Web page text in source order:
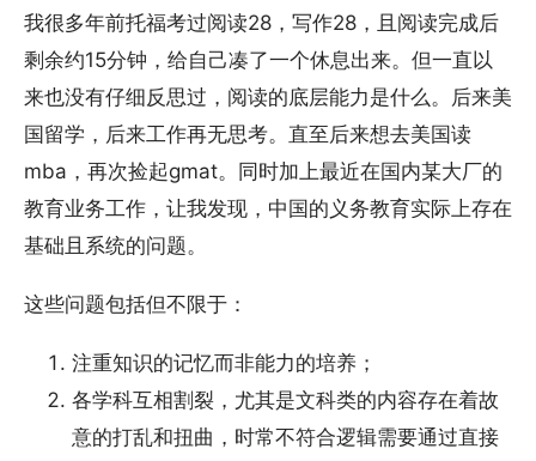
我很多年前托福考过阅读28，写作28，且阅读完成后
剩余约15分钟，给自己凑了一个休息出来。但一直以
来也没有仔细反思过，阅读的底层能力是什么。后来美
国留学，后来工作再无思考。直至后来想去美国读
mba，再次捡起gmat。同时加上最近在国内某大厂的
教育业务工作，让我发现，中国的义务教育实际上存在
基础且系统的问题。
这些问题包括但不限于：
注重知识的记忆而非能力的培养；
各学科互相割裂，尤其是文科类的内容存在着故
意的打乱和扭曲，时常不符合逻辑需要通过直接